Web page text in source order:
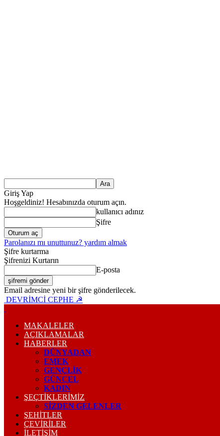
Giriş Yap
Hoşgeldiniz! Hesabınızda oturum açın.
kullanıcı adınız
Şifre
Parolanızı mı unuttunuz? yardım almak
Şifre kurtarma
Şifrenizi Kurtarın
E-posta
Email adresine yeni bir şifre gönderilecek.
DEVRİMCİ CEPHE ☭
MAKALELER
AÇIKLAMALAR
HABERLER
DÜNYADAN
EMEK
GENÇLİK
GÜNCEL
KADIN
ŞEÇTİKLERİMİZ
SİZDEN GELENLER
ŞEHİTLER
ÇEVİRİLER
İLETİŞİM